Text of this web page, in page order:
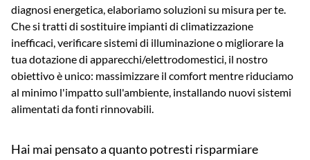
diagnosi energetica, elaboriamo soluzioni su misura per te.
Che si tratti di sostituire impianti di climatizzazione
inefficaci, verificare sistemi di illuminazione o migliorare la
tua dotazione di apparecchi/elettrodomestici, il nostro
obiettivo è unico: massimizzare il comfort mentre riduciamo
al minimo l'impatto sull'ambiente, installando nuovi sistemi
alimentati da fonti rinnovabili.
Hai mai pensato a quanto potresti risparmiare